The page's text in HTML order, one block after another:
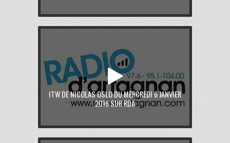
ITW DE NICOLAS OSLO DU MERCREDI 6 JANVIER
2016 SUR RDA